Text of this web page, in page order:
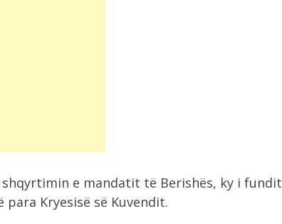
e mandatit të Berishës, ky i fundit
Kryesisë së Kuvendit.